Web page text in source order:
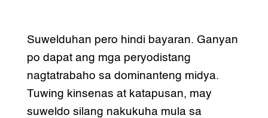
Suwelduhan pero hindi bayaran. Ganyan
po dapat ang mga peryodistang
nagtatrabaho sa dominanteng midya.
Tuwing kinsenas at katapusan, may
suweldo silang nakukuha mula sa